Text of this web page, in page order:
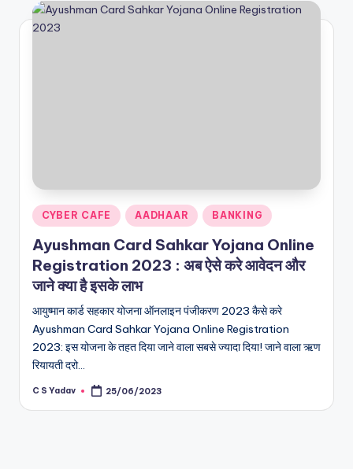
Posted
in
CYBER CAFE AADHAAR BANKING
Ayushman Card Sahkar Yojana Online
Registration 2023 : अब ऐसे करे आवेदन और
जाने क्या है इसके लाभ
आयुष्मान कार्ड सहकार योजना ऑनलाइन पंजीकरण 2023 कैसे करे
Ayushman Card Sahkar Yojana Online Registration
2023: इस योजना के तहत दिया जाने वाला सबसे ज्यादा दिया! जाने वाला ऋण
रियायती दरो…
Posted
C S Yadav 25/06/2023